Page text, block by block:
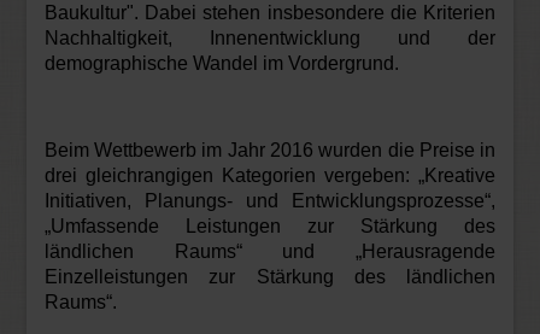
Baukultur". Dabei stehen insbesondere die Kriterien
Nachhaltigkeit, Innenentwicklung und der
demographische Wandel im Vordergrund.
Beim Wettbewerb im Jahr 2016 wurden die Preise in
drei gleichrangigen Kategorien vergeben: „Kreative
Initiativen, Planungs- und Entwicklungsprozesse“,
„Umfassende Leistungen zur Stärkung des
ländlichen Raums“ und „Herausragende
Einzelleistungen zur Stärkung des ländlichen
Raums“.